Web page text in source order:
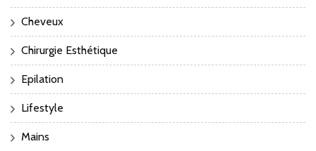
Cheveux
Chirurgie Esthétique
Epilation
Lifestyle
Mains